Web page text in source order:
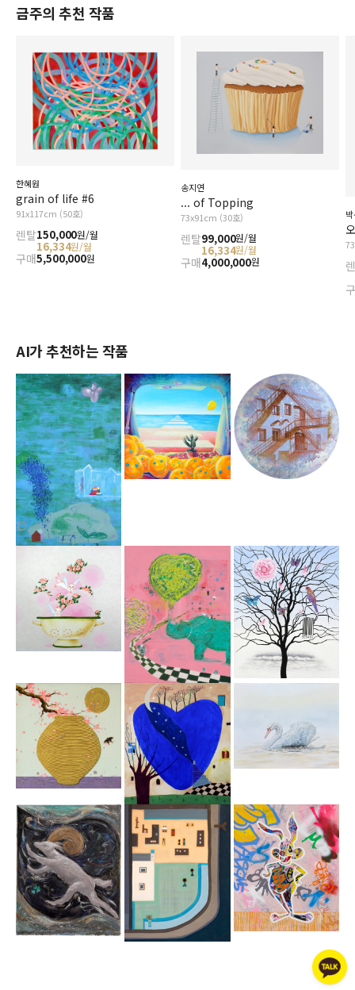
금주의 추천 작품
한혜원
grain of life #6
91x117cm (50호)
렌탈150,000원/월
16,334원/월
구매5,500,000원
송지연
... of Topping
73x91cm (30호)
렌탈99,000원/월
16,334원/월
구매4,000,000원
AI가 추천하는 작품